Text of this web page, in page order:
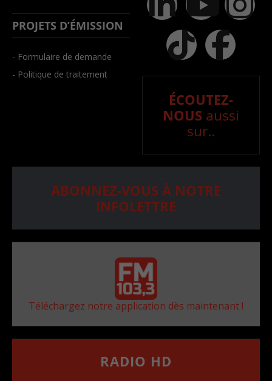
PROJETS D’ÉMISSION
- Formulaire de demande
- Politique de traitement
ÉCOUTEZ-
NOUS aussi
sur..
ABONNEZ-VOUS À NOTRE
INFOLETTRE
Téléchargez notre application dès maintenant !
RADIO HD